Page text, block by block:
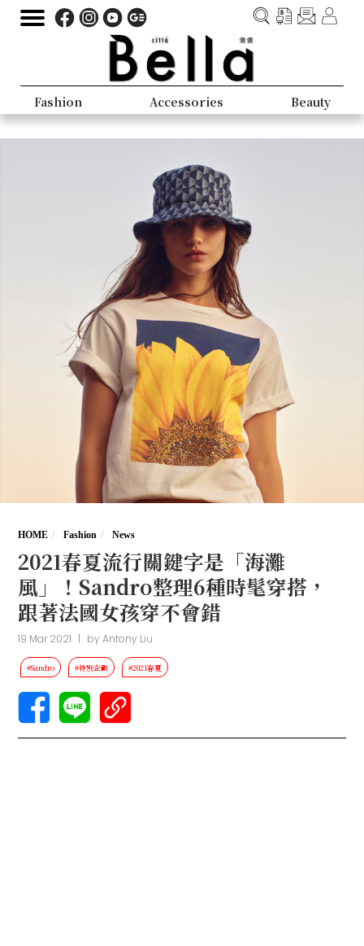
Fashion Accessories Beauty
HOME Fashion News
2021春夏流行關鍵字是「海灘
風」！Sandro整理6種時髦穿搭，
跟著法國女孩穿不會錯
19 Mar 2021 | byAntony Liu
#Sandro #特別企劃 #2021春夏